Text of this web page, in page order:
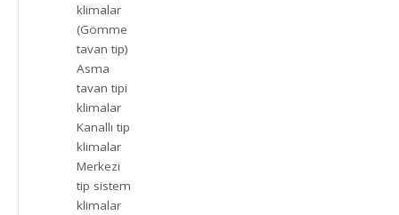
klimalar
(Gömme
tavan tip)
Asma
tavan tipi
klimalar
Kanallı tip
klimalar
Merkezi
tip sistem
klimalar